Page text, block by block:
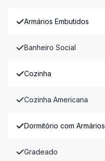
Armários Embutidos
Banheiro Social
Cozinha
Cozinha Americana
Dormitório com Armários
Gradeado